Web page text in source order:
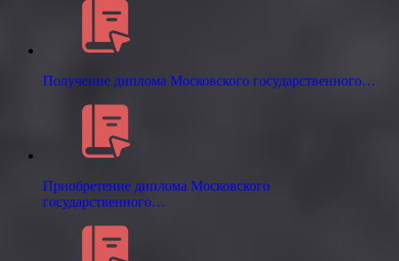
Получение диплома Московского государственного…
Приобретение диплома Московского
государственного…